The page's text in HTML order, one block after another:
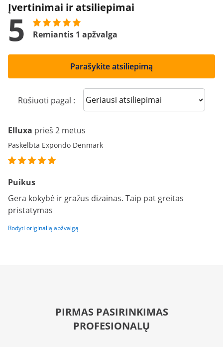
Įvertinimai ir atsiliepimai
5 Remiantis 1 apžvalga
Parašykite atsiliepimą
Rūšiuoti pagal : Sort reviews
Elluxa prieš 2 metus
Paskelbta Expondo Denmark
Puikus
Gera kokybė ir gražus dizainas. Taip pat greitas
pristatymas
Rodyti originalią apžvalgą
PIRMAS PASIRINKIMAS
PROFESIONALŲ